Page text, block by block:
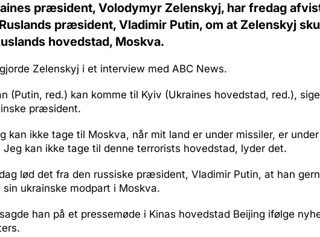
præsident, Volodymyr Zelenskyj, har fredag
præsident, Vladimir Putin, om at Zelenskyj
hovedstad, Moskva.
Zelenskyj i et interview med ABC News.
(Putin, red.) kan komme til Kyiv (Ukraines hovedstad, red.),
præsident.
kan ikke tage til Moskva, når mit land er under missiler, er
Jeg kan ikke tage til denne terrorists hovedstad, lyder det.
lød det fra den russiske præsident, Vladimir Putin, at han
sin ukrainske modpart i Moskva.
han på et pressemøde i Kinas hovedstad Beijing ifølge